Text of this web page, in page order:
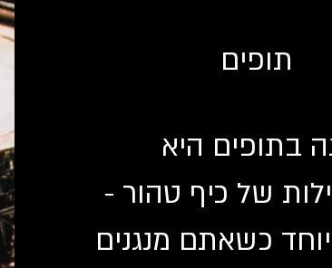
תופים
בתופים היא
של כיף טהור -
כשאתם מנגנים